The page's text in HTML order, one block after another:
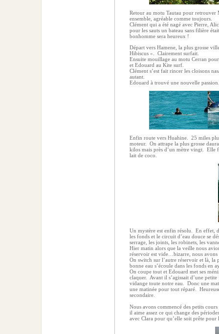
Retour au motu Tautau pour retrouver
ensemble, agréable comme toujours.
Clément qui a été nagé avec Pierre,
pour les sauts un bateau sans filière
bonhomme sera heureux !
Départ vers Hamene, la plus grosse
Hibiscus ».
Clairement surfait.
Ensuite mouillage au motu Cerran
et Edouard au Kite surf.
Clément s’est fait rincer les cloisons
autant.
Edouard à trouvé une nouvelle
Enfin route vers Huahine.
25 miles
moteur.
On attrape la plus grosse
kilos mais près d’un mètre vingt.
Elle
lait de coco.
Un mystère est enfin résolu.
En effet,
les fonds et le circuit d’eau douce se
serrage, les joints, les robinets, les
Hier matin alors que la veille nous
réservoir est vide…bizarre, nous
On switch sur l’autre réservoir et là, la
bonne eau s’écoule dans les fonds en
On coupe tout et Edouard met ses
claquer.
Avant il s’agissait d’une
vidange toute notre eau.
Donc une
une matinée pour tout réparé.
secondaire.
Nous avons commencé des petits
il aime assez ce qui change des
avec Clara pour qu’elle soit prête pour